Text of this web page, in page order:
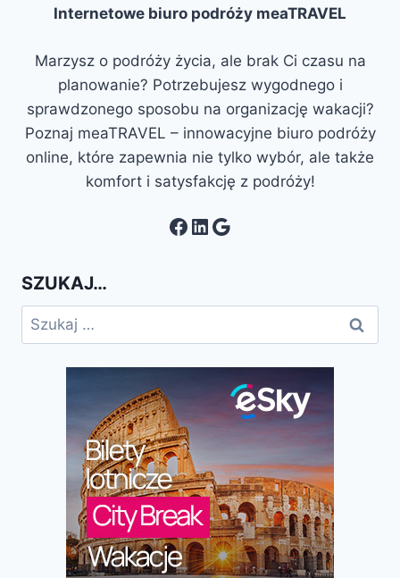
Internetowe biuro podróży meaTRAVEL
Marzysz o podróży życia, ale brak Ci czasu na
planowanie? Potrzebujesz wygodnego i
sprawdzonego sposobu na organizację wakacji?
Poznaj meaTRAVEL – innowacyjne biuro podróży
online, które zapewnia nie tylko wybór, ale także
komfort i satysfakcję z podróży!
Facebook
LinkedIn
Google
SZUKAJ…
Szukaj: